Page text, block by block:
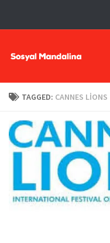
TAGGED: CANNES LIONS